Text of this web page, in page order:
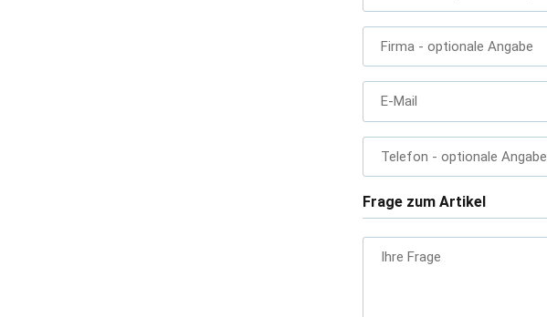
Firma - optionale Angabe
E-Mail
Telefon - optionale Angabe
Frage zum Artikel
Ihre Frage